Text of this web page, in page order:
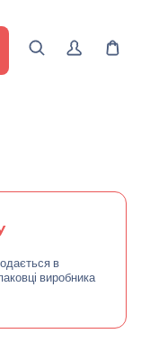
в
виробника